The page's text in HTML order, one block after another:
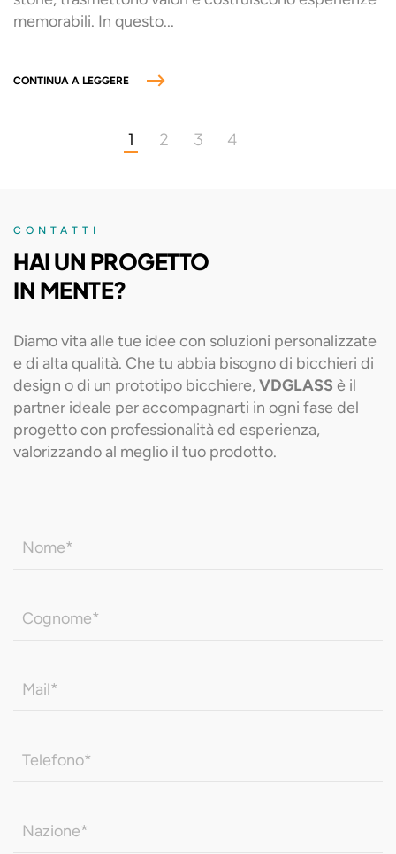
memorabili. In questo...
CONTINUA A LEGGERE
1 2 3 4
CONTATTI
HAI UN PROGETTO
IN MENTE?
Diamo vita alle tue idee con soluzioni personalizzate
e di alta qualità. Che tu abbia bisogno di bicchieri di
design o di un prototipo bicchiere, VDGLASS è il
partner ideale per accompagnarti in ogni fase del
progetto con professionalità ed esperienza,
valorizzando al meglio il tuo prodotto.